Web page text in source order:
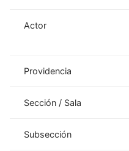
Actor
Providencia
Sección / Sala
Subsección